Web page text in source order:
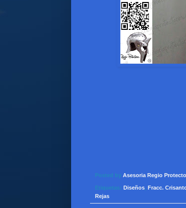
Posted by Asesoria Regio
Etiquetas: Diseños, Fracc.
Rejas